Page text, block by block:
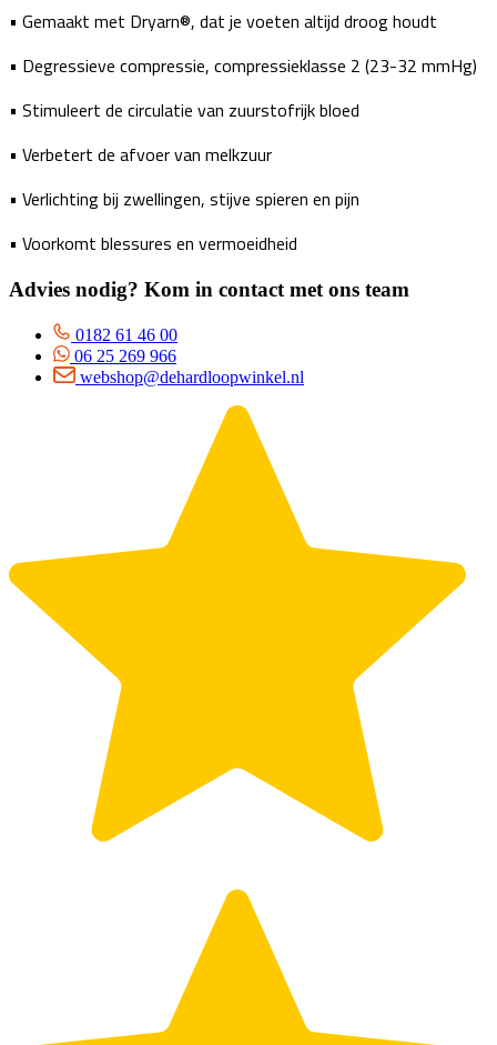
• Gemaakt met Dryarn®, dat je voeten altijd droog houdt
• Degressieve compressie, compressieklasse 2 (23-32 mmHg)
• Stimuleert de circulatie van zuurstofrijk bloed
• Verbetert de afvoer van melkzuur
• Verlichting bij zwellingen, stijve spieren en pijn
• Voorkomt blessures en vermoeidheid
Advies nodig? Kom in contact met ons team
0182 61 46 00
06 25 269 966
webshop@dehardloopwinkel.nl